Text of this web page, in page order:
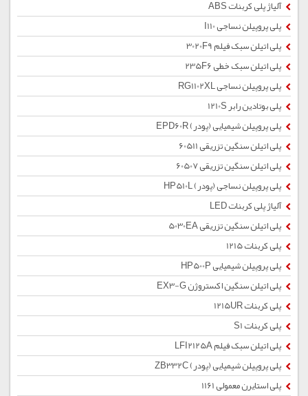
آلیاژ پلی کربنات ABS
پلی پروپیلن نساجی I110
پلی اتیلن سبک فیلم 3020F9
پلی اتیلن سبک خطی 235F6
پلی پروپیلن نساجی RG1102XL
پلی بوتادین رابر 1210S
پلی پروپیلن شیمیایی (پودر) EPD60R
پلی اتیلن سنگین تزریقی 60511
پلی اتیلن سنگین تزریقی 60507
پلی پروپیلن نساجی (پودر) HP510L
آلیاژ پلی کربنات LED
پلی اتیلن سنگین تزریقی 5030EA
پلی کربنات 1215
پلی پروپیلن شیمیایی HP500P
پلی اتیلن سنگین اکستروژن EX3-G
پلی کربنات 1215UR
پلی کربنات S1
پلی اتیلن سبک فیلم LFI2125A
پلی پروپیلن شیمیایی (پودر) ZB332C
پلی استایرن معمولی 1161